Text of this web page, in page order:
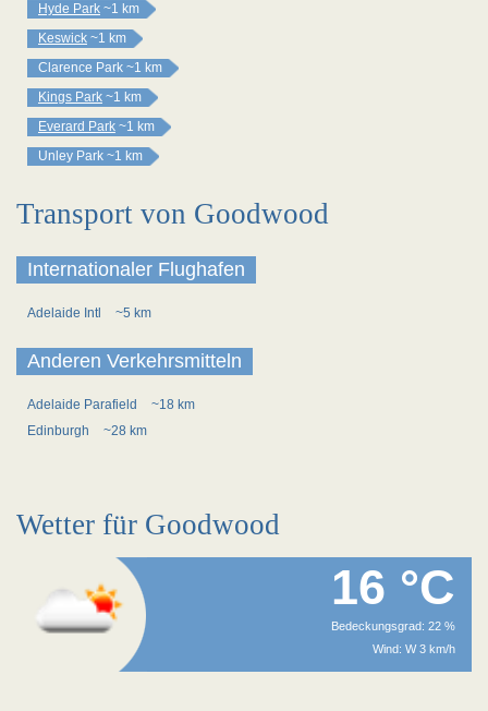
Hyde Park ~1 km
Keswick ~1 km
Clarence Park ~1 km
Kings Park ~1 km
Everard Park ~1 km
Unley Park ~1 km
Transport von Goodwood
Internationaler Flughafen
Adelaide Intl ~5 km
Anderen Verkehrsmitteln
Adelaide Parafield
~18 km
Edinburgh
~28 km
Wetter für Goodwood
16 °C
Bedeckungsgrad: 22 %
Wind: W 3 km/h